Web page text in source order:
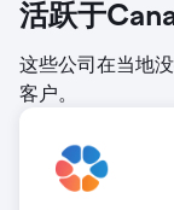
活跃于
这些公司在当地
客户。